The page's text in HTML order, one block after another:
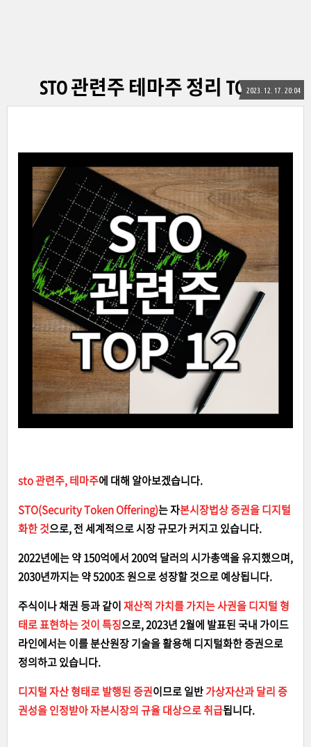
STO 관련주 테마주 정리 TOP122023. 12. 17. 20:04
sto 관련주, 테마주에 대해 알아보겠습니다.
STO(Security Token Offering)는 자본시장법상 증권을 디지털
화한 것으로, 전 세계적으로 시장 규모가 커지고 있습니다.
2022년에는 약 150억에서 200억 달러의 시가총액을 유지했으며,
2030년까지는 약 5200조 원으로 성장할 것으로 예상됩니다.
주식이나 채권 등과 같이재산적 가치를 가지는 사권을 디지털 형
태로 표현하는 것이 특징으로,2023년 2월에 발표된 국내 가이드
라인에서는 이를 분산원장 기술을 활용해 디지털화한 증권으로
정의하고 있습니다.
디지털 자산 형태로 발행된 증권이므로 일반가상자산과 달리 증
권성을 인정받아 자본시장의 규율 대상으로 취급됩니다.